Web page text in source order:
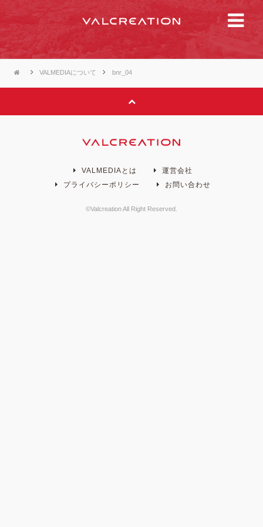
VALMEDIAについて bnr_04
VALMEDIAとは
運営会社
プライバシーポリシー
お問い合わせ
©Valcreation All Right Reserved.